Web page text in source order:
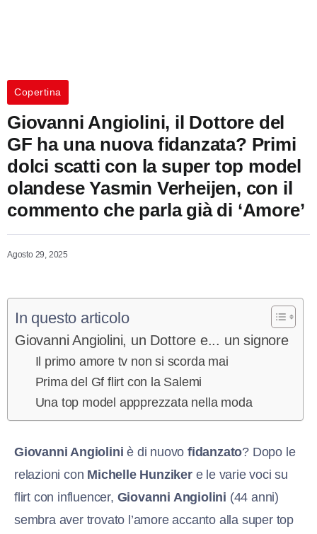
Copertina
Giovanni Angiolini, il Dottore del
GF ha una nuova fidanzata? Primi
dolci scatti con la super top model
olandese Yasmin Verheijen, con il
commento che parla già di ‘Amore’
Agosto 29, 2025
In questo articolo
Giovanni Angiolini, un Dottore e... un signore
Il primo amore tv non si scorda mai
Prima del Gf flirt con la Salemi
Una top model appprezzata nella moda
Giovanni Angiolini è di nuovofidanzato? Dopo le
relazioni con Michelle Hunzikere le varie voci su
flirt con influencer, Giovanni Angiolini (44 anni)
sembra aver trovato l’amore accanto alla super top